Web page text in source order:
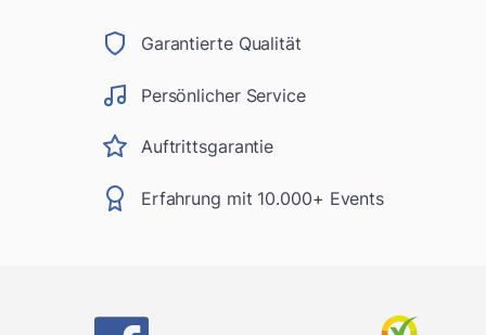
Garantierte Qualität
Persönlicher Service
Auftrittsgarantie
Erfahrung mit 10.000+ Events